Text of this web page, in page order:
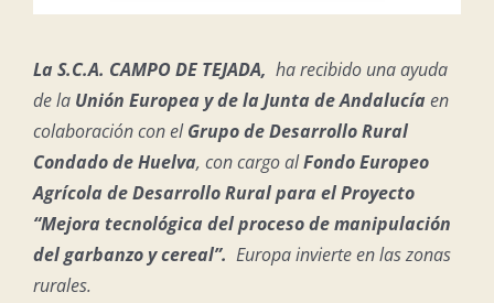
La S.C.A. CAMPO DE TEJADA, ha recibido una ayuda
de la Unión Europea y de la Junta de Andalucía en
colaboración con elGrupo de Desarrollo Rural
Condado de Huelva, con cargo alFondo Europeo
Agrícola de Desarrollo Rural para el Proyecto
“Mejora tecnológica del proceso de manipulación
del garbanzo y cereal”. Europa invierte en las zonas
rurales.